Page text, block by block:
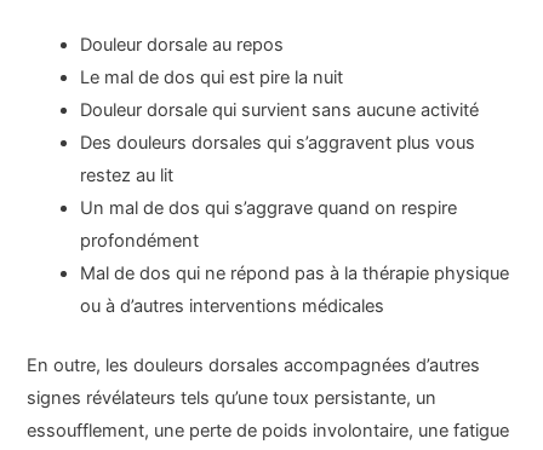
Douleur dorsale au repos
Le mal de dos qui est pire la nuit
Douleur dorsale qui survient sans aucune activité
Des douleurs dorsales qui s’aggravent plus vous
restez au lit
Un mal de dos qui s’aggrave quand on respire
profondément
Mal de dos qui ne répond pas à la thérapie physique
ou à d’autres interventions médicales
En outre, les douleurs dorsales accompagnées d’autres
signes révélateurs tels qu’une toux persistante, un
essoufflement, une perte de poids involontaire, une fatigue